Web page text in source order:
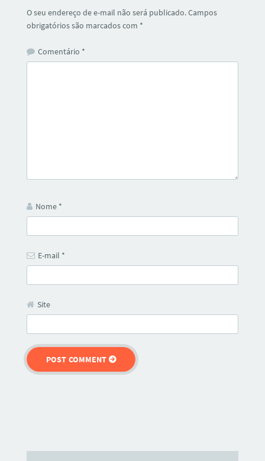
O seu endereço de e-mail não será publicado.Campos
obrigatórios são marcados com *
Comentário *
Nome *
E-mail *
Site